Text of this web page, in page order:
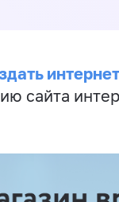
сайта